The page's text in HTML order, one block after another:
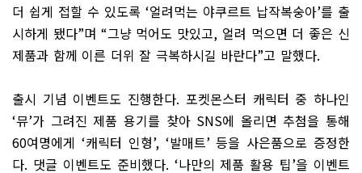
더 쉽게 접할 수 있도록 ‘얼려먹는 야쿠르트 납작복숭아’를 출
시하게 됐다”며 “그냥 먹어도 맛있고, 얼려 먹으면 더 좋은 신
제품과 함께 이른 더위 잘 극복하시길 바란다”고 말했다.
출시 기념 이벤트도 진행한다. 포켓몬스터 캐릭터 중 하나인
‘뮤’가 그려진 제품 용기를 찾아 SNS에 올리면 추첨을 통해
60여명에게 ‘캐릭터 인형’, ‘발매트’등을 사은품으로 증정한
다. 댓글 이벤트도 준비했다. ‘나만의 제품 활용 팁’을 이벤트